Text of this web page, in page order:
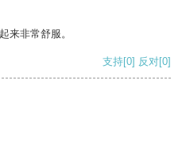
来非常舒服。
支持[0] 反对[0]